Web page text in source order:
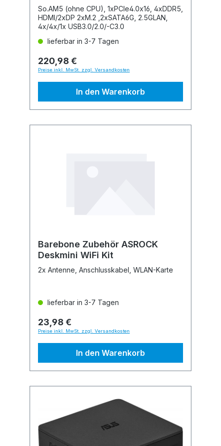
So.AM5 (ohne CPU), 1xPCIe4.0x16, 4xDDR5,
HDMI/2xDP 2xM.2 ,2xSATA6G, 2.5GLAN,
4x/4x/1x USB3.0/2.0/-C3.0
lieferbar in 3-7 Tagen
220,98 €
Preise inkl. MwSt. zzgl. Versandkosten
In den Warenkorb
Barebone Zubehör ASROCK
Deskmini WiFi Kit
2x Antenne, Anschlusskabel, WLAN-Karte
lieferbar in 3-7 Tagen
23,98 €
Preise inkl. MwSt. zzgl. Versandkosten
In den Warenkorb